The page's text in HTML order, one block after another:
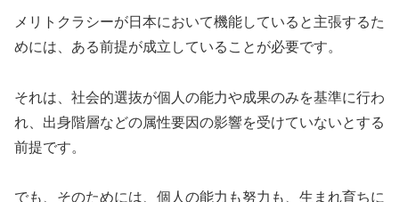
メリトクラシーが日本において機能していると主張するた
めには、ある前提が成立していることが必要です。
それは、社会的選抜が個人の能力や成果のみを基準に行わ
れ、出身階層などの属性要因の影響を受けていないとする
前提です。
でも、そのためには、個人の能力も努力も、生まれ育ちに